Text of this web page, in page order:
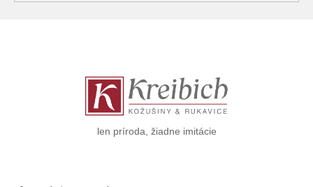
len príroda, žiadne imitácie